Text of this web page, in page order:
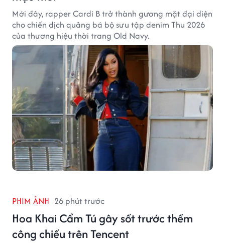
Mới đây, rapper Cardi B trở thành gương mặt đại diện
cho chiến dịch quảng bá bộ sưu tập denim Thu 2026
của thương hiệu thời trang Old Navy.
PHIM ẢNH 26 phút trước
Hoa Khai Cẩm Tú gây sốt trước thềm
công chiếu trên Tencent